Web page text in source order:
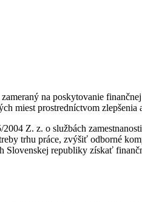
na poskytovanie
miest prostredníctvom zlepšenia
Z. z. o službách
trhu práce, zvýšiť odborné
Slovenskej republiky získať